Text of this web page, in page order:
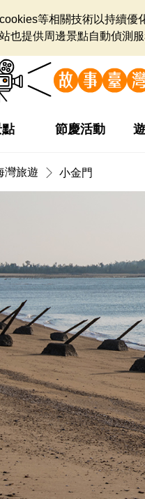
等相關技術以持續優
也提供周邊景點自動偵測
節慶活動
灣旅遊 小金門